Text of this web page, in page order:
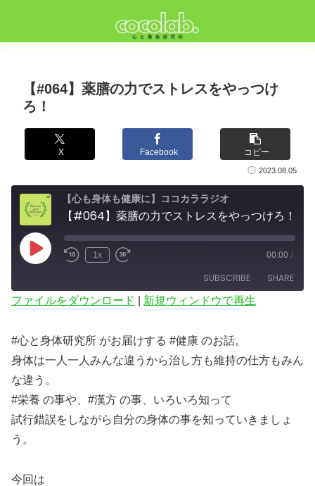
【#064】薬膳の力でストレスをやっつけ
ろ！
X Facebook コピー
2023.08.05
【心も身体も健康に】ココカララジオ
【#064】薬膳の力でストレスをやっつけろ！
Play
Episode
1x 00:00 /
SUBSCRIBE SHARE
LINK
EMBED
ファイルをダウンロード 新規ウィンドウで再生
#心と身体研究所 がお届けする #健康 のお話。
身体は一人一人みんな違うから治し方も維持の仕方もみん
な違う。
#栄養 の事や、#漢方 の事、いろいろ知って
試行錯誤をしながら自分の身体の事を知っていきましょ
う。
今回は